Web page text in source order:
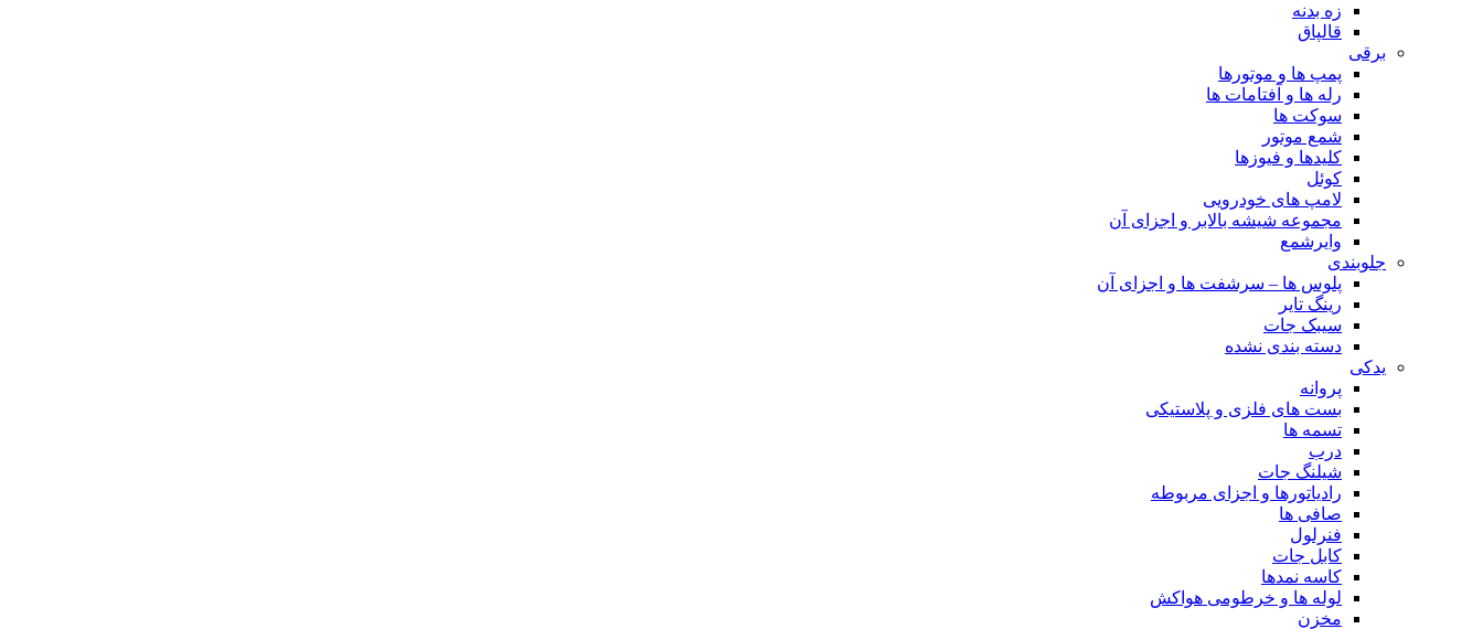
زه بدنه
قالپاق
برقی
پمپ ها و موتورها
رله ها و آفتامات ها
سوکت ها
شمع موتور
کلیدها و فیوزها
کوئل
لامپ های خودرویی
مجموعه شیشه بالابر و اجزای آن
وایرشمع
جلوبندی
پلوس ها – سرشفت ها و اجزای آن
رینگ تایر
سیبک جات
دسته بندی نشده
یدکی
پروانه
بست های فلزی و پلاستیکی
تسمه ها
درب
شیلنگ جات
رادیاتورها و اجزای مربوطه
صافی ها
فنرلول
کابل جات
کاسه نمدها
لوله ها و خرطومی هواکش
مخزن